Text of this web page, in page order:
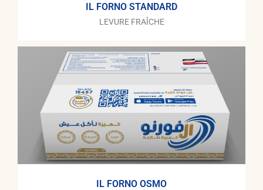
IL FORNO STANDARD
LEVURE FRAÎCHE
IL FORNO OSMO